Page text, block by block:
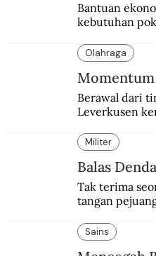
Bantuan
kebutuhan
peringatan
Olahraga
Berawal dari
Leverkusen
“Neverkusen”.
Militer
Balas
Tak terima
tangan
pembalasan.
Sains